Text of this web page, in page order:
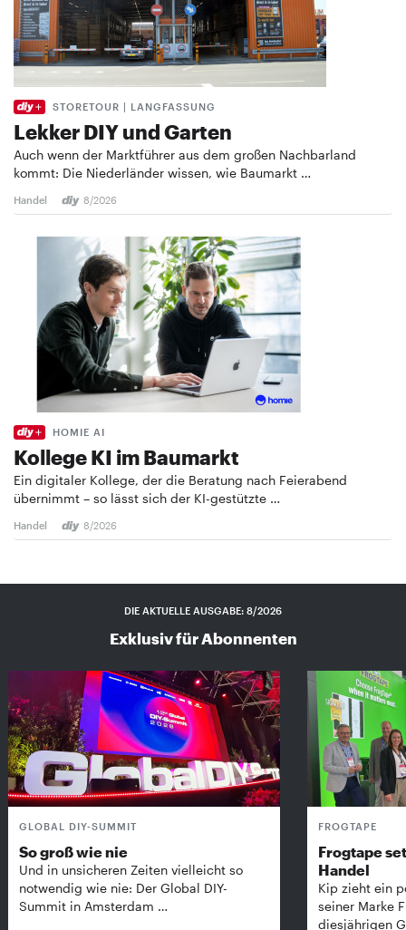
STORETOUR | LANGFASSUNG
Lekker DIY und Garten
Auch wenn der Marktführer aus dem großen Nachbarland
kommt: Die Niederländer wissen, wie Baumarkt …
Handel 8/2026
HOMIE AI
Kollege KI im Baumarkt
Ein digitaler Kollege, der die Beratung nach Feierabend
übernimmt – so lässt sich der KI-gestützte …
Handel 8/2026
DIE AKTUELLE AUSGABE: 8/2026
Exklusiv für Abonnenten
GLOBAL DIY-SUMMIT
So groß wie nie
Und in unsicheren Zeiten vielleicht so
notwendig wie nie: Der Global DIY-
Summit in Amsterdam …
FROGTAPE
Frogtape
Handel
Kip zieht ein
seiner Marke
diesjährigen